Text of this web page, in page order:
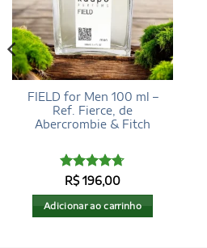
FIELD for Men 100 ml –
Ref. Fierce, de
Abercrombie & Fitch
Avaliação
4.72de 5
R$196,00
Adicionar ao carrinho